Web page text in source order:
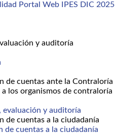
Portal Web IPES DIC 2025
y auditoría
de cuentas ante la Contraloría
los organismos de contraloría
evaluación y auditoría
de cuentas a la ciudadanía
de cuentas a la ciudadanía